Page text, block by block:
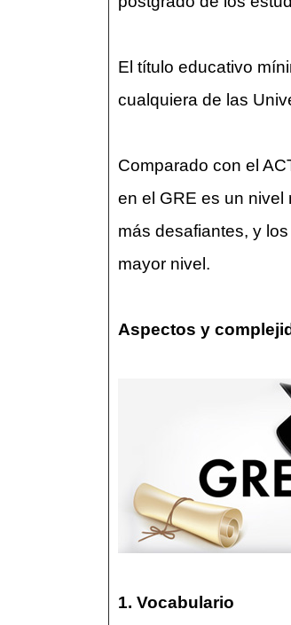
El título educativo
cualquiera de las
Comparado con el
en el GRE es un nivel
más desafiantes, y
mayor nivel.
Aspectos y
1. Vocabulario